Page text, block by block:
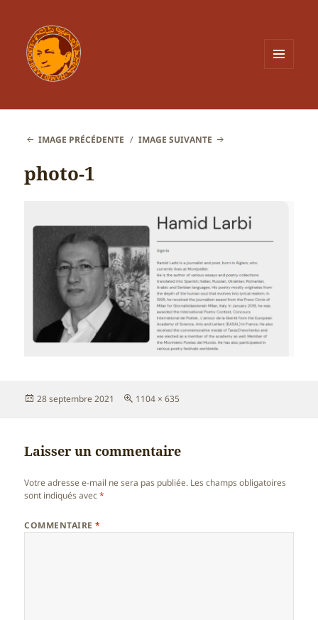
IMAGE PRÉCÉDENTE IMAGE SUIVANTE
photo-1
Publié
28 septembre 2021
Taille
1104 × 635
Laisser un commentaire
Votre adresse e-mail ne sera pas publiée. Les champs obligatoires
sont indiqués avec*
COMMENTAIRE*